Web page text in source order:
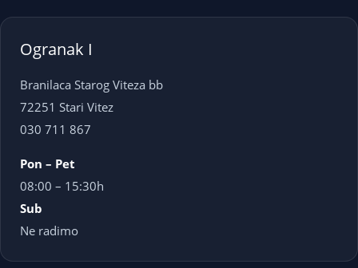
Ogranak I
Branilaca Starog Viteza bb
72251 Stari Vitez
030 711 867
Pon – Pet
08:00 – 15:30h
Sub
Ne radimo